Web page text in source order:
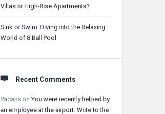
Villas or High-Rise Apartments?
Sink or Swim: Diving into the Relaxing
World of 8 Ball Pool
Recent Comments
Pacans onYou were recently helped by
an employee at the airport. Write to the